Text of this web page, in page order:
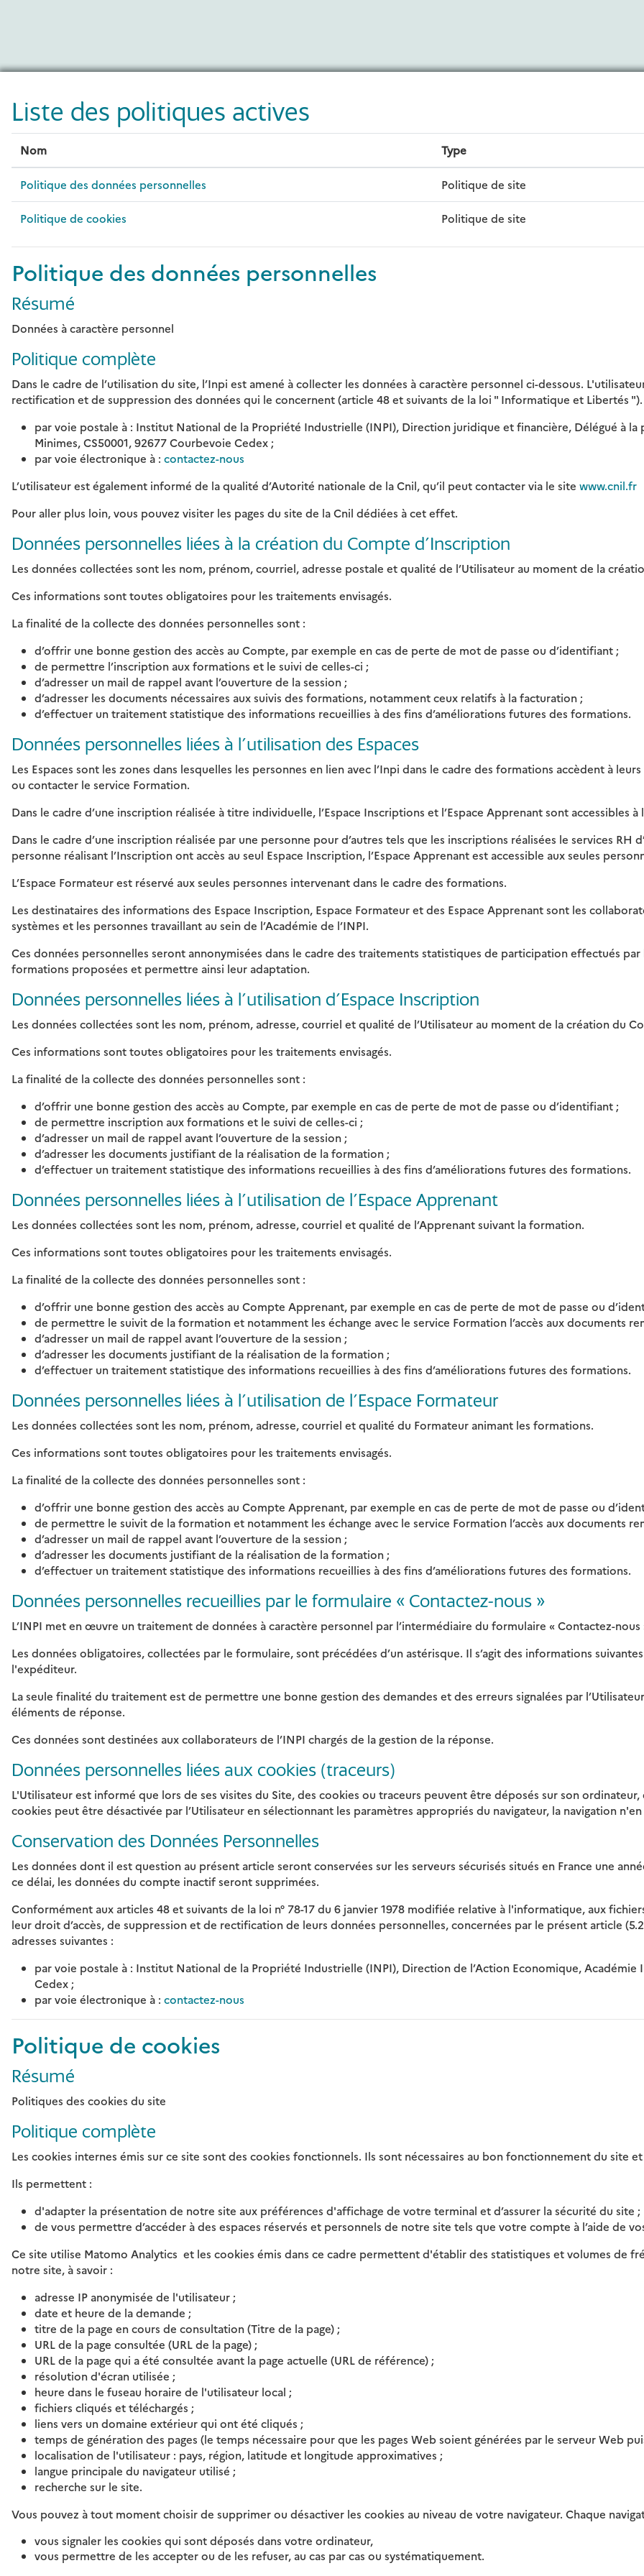
Liste des politiques actives
Nom Type
Politique des données personnelles Politique de site
Politique de cookies Politique de site
Politique des données personnelles
Résumé
Données à caractère personnel
Politique complète
Dans le cadre de l’utilisation du site, l’Inpi est amené à collecter les données à caractère personnel ci-dessous.
rectification et de suppression des données qui le concernent (article 48 et suivants de la loi " Informatique et Libertés
par voie postale à : Institut National de la Propriété Industrielle (INPI), Direction juridique et financière, Délégué à la
Minimes, CS50001, 92677 Courbevoie Cedex ;
par voie électronique à : contactez-nous
L’utilisateur est également informé de la qualité d’Autorité nationale de la Cnil, qu’il peut contacter via le site www.cnil.fr
Pour aller plus loin, vous pouvez visiter les pages du site de la Cnil dédiées à cet effet.
Données personnelles liées à la création du Compte d’Inscription
Les données collectées sont les nom, prénom, courriel, adresse postale et qualité de l’Utilisateur au moment de la
Ces informations sont toutes obligatoires pour les traitements envisagés.
La finalité de la collecte des données personnelles sont :
d’offrir une bonne gestion des accès au Compte, par exemple en cas de perte de mot de passe ou d’identifiant ;
de permettre l’inscription aux formations et le suivi de celles-ci ;
d’adresser un mail de rappel avant l’ouverture de la session ;
d’adresser les documents nécessaires aux suivis des formations, notamment ceux relatifs à la facturation ;
d’effectuer un traitement statistique des informations recueillies à des fins d’améliorations futures des formations.
Données personnelles liées à l’utilisation des Espaces
Les Espaces sont les zones dans lesquelles les personnes en lien avec l’Inpi dans le cadre des formations accèdent à
ou contacter le service Formation.
Dans le cadre d’une inscription réalisée à titre individuelle, l’Espace Inscriptions et l’Espace Apprenant sont accessibles
Dans le cadre d’une inscription réalisée par une personne pour d’autres tels que les inscriptions réalisées le services RH
personne réalisant l’Inscription ont accès au seul Espace Inscription, l’Espace Apprenant est accessible aux seules
L’Espace Formateur est réservé aux seules personnes intervenant dans le cadre des formations.
Les destinataires des informations des Espace Inscription, Espace Formateur et des Espace Apprenant sont les
systèmes et les personnes travaillant au sein de l’Académie de l’INPI.
Ces données personnelles seront annonymisées dans le cadre des traitements statistiques de participation effectués
formations proposées et permettre ainsi leur adaptation.
Données personnelles liées à l’utilisation d’Espace Inscription
Les données collectées sont les nom, prénom, adresse, courriel et qualité de l’Utilisateur au moment de la création du
Ces informations sont toutes obligatoires pour les traitements envisagés.
La finalité de la collecte des données personnelles sont :
d’offrir une bonne gestion des accès au Compte, par exemple en cas de perte de mot de passe ou d’identifiant ;
de permettre inscription aux formations et le suivi de celles-ci ;
d’adresser un mail de rappel avant l’ouverture de la session ;
d’adresser les documents justifiant de la réalisation de la formation ;
d’effectuer un traitement statistique des informations recueillies à des fins d’améliorations futures des formations.
Données personnelles liées à l’utilisation de l’Espace Apprenant
Les données collectées sont les nom, prénom, adresse, courriel et qualité de l’Apprenant suivant la formation.
Ces informations sont toutes obligatoires pour les traitements envisagés.
La finalité de la collecte des données personnelles sont :
d’offrir une bonne gestion des accès au Compte Apprenant, par exemple en cas de perte de mot de passe ou
de permettre le suivit de la formation et notamment les échange avec le service Formation l’accès aux documents
d’adresser un mail de rappel avant l’ouverture de la session ;
d’adresser les documents justifiant de la réalisation de la formation ;
d’effectuer un traitement statistique des informations recueillies à des fins d’améliorations futures des formations.
Données personnelles liées à l’utilisation de l’Espace Formateur
Les données collectées sont les nom, prénom, adresse, courriel et qualité du Formateur animant les formations.
Ces informations sont toutes obligatoires pour les traitements envisagés.
La finalité de la collecte des données personnelles sont :
d’offrir une bonne gestion des accès au Compte Apprenant, par exemple en cas de perte de mot de passe ou
de permettre le suivit de la formation et notamment les échange avec le service Formation l’accès aux documents
d’adresser un mail de rappel avant l’ouverture de la session ;
d’adresser les documents justifiant de la réalisation de la formation ;
d’effectuer un traitement statistique des informations recueillies à des fins d’améliorations futures des formations.
Données personnelles recueillies par le formulaire « Contactez-nous »
L’INPI met en œuvre un traitement de données à caractère personnel par l’intermédiaire du formulaire « Contactez-nous
Les données obligatoires, collectées par le formulaire, sont précédées d’un astérisque. Il s’agit des informations
l'expéditeur.
La seule finalité du traitement est de permettre une bonne gestion des demandes et des erreurs signalées par
éléments de réponse.
Ces données sont destinées aux collaborateurs de l’INPI chargés de la gestion de la réponse.
Données personnelles liées aux cookies (traceurs)
L'Utilisateur est informé que lors de ses visites du Site, des cookies ou traceurs peuvent être déposés sur son
cookies peut être désactivée par l’Utilisateur en sélectionnant les paramètres appropriés du navigateur, la navigation
Conservation des Données Personnelles
Les données dont il est question au présent article seront conservées sur les serveurs sécurisés situés en France une
ce délai, les données du compte inactif seront supprimées.
Conformément aux articles 48 et suivants de la loi n° 78-17 du 6 janvier 1978 modifiée relative à l'informatique, aux
leur droit d’accès, de suppression et de rectification de leurs données personnelles, concernées par le présent article
adresses suivantes :
par voie postale à : Institut National de la Propriété Industrielle (INPI), Direction de l’Action Economique, Académie
Cedex ;
par voie électronique à : contactez-nous
Politique de cookies
Résumé
Politiques des cookies du site
Politique complète
Les cookies internes émis sur ce site sont des cookies fonctionnels. Ils sont nécessaires au bon fonctionnement du site
Ils permettent :
d'adapter la présentation de notre site aux préférences d'affichage de votre terminal et d’assurer la sécurité du site ;
de vous permettre d’accéder à des espaces réservés et personnels de notre site tels que votre compte à l’aide de
Ce site utilise Matomo Analytics et les cookies émis dans ce cadre permettent d'établir des statistiques et volumes de
notre site, à savoir :
adresse IP anonymisée de l'utilisateur ;
date et heure de la demande ;
titre de la page en cours de consultation (Titre de la page) ;
URL de la page consultée (URL de la page) ;
URL de la page qui a été consultée avant la page actuelle (URL de référence) ;
résolution d'écran utilisée ;
heure dans le fuseau horaire de l'utilisateur local ;
fichiers cliqués et téléchargés ;
liens vers un domaine extérieur qui ont été cliqués ;
temps de génération des pages (le temps nécessaire pour que les pages Web soient générées par le serveur Web
localisation de l'utilisateur : pays, région, latitude et longitude approximatives ;
langue principale du navigateur utilisé ;
recherche sur le site.
Vous pouvez à tout moment choisir de supprimer ou désactiver les cookies au niveau de votre navigateur. Chaque
vous signaler les cookies qui sont déposés dans votre ordinateur,
vous permettre de les accepter ou de les refuser, au cas par cas ou systématiquement.